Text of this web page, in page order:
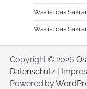
Was ist das
Was ist das
Copyright © 2026
Datenschutz |
Powered by